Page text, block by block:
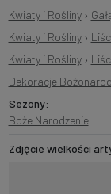
Kwiaty i Rośliny›
Kwiaty i Rośliny›
Kwiaty i Rośliny›
Dekoracje
Sezony:
Boże Narodzenie
Zdjęcie wielkości